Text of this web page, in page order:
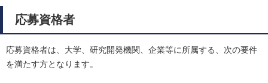
応募資格者
応募資格者は、大学、研究開発機関、企業等に所属する、次の要件
を満たす方となります。